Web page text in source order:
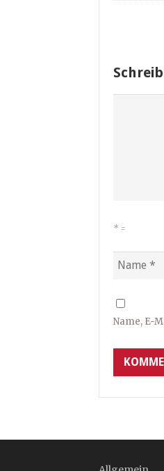
* =
Name, E-